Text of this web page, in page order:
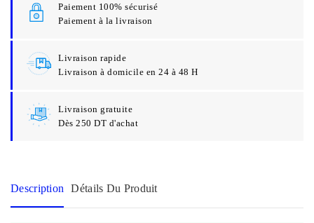
Paiement 100% sécurisé
Paiement à la livraison
Livraison rapide
Livraison à domicile en 24 à 48 H
Livraison gratuite
Dès 250 DT d'achat
Description Détails Du Produit